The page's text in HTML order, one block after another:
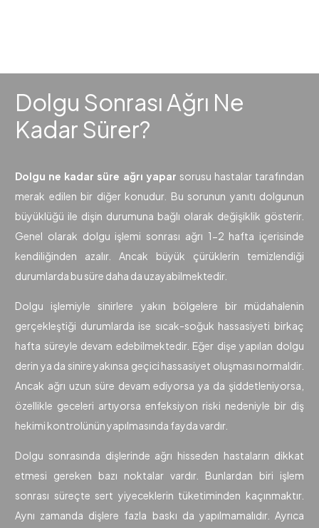
Dolgu Sonrası Ağrı Ne
Kadar Sürer?
Dolgu ne kadar süre ağrı yapar sorusu hastalar tarafından
merak edilen bir diğer konudur. Bu sorunun yanıtı dolgunun
büyüklüğü ile dişin durumuna bağlı olarak değişiklik gösterir.
Genel olarak dolgu işlemi sonrası ağrı 1-2 hafta içerisinde
kendiliğinden azalır. Ancak büyük çürüklerin temizlendiği
durumlarda bu süre daha da uzayabilmektedir.
Dolgu işlemiyle sinirlere yakın bölgelere bir müdahalenin
gerçekleştiği durumlarda ise sıcak-soğuk hassasiyeti birkaç
hafta süreyle devam edebilmektedir. Eğer dişe yapılan dolgu
derin ya da sinire yakınsa geçici hassasiyet oluşması normaldir.
Ancak ağrı uzun süre devam ediyorsa ya da şiddetleniyorsa,
özellikle geceleri artıyorsa enfeksiyon riski nedeniyle bir diş
hekimi kontrolünün yapılmasında fayda vardır.
Dolgu sonrasında dişlerinde ağrı hisseden hastaların dikkat
etmesi gereken bazı noktalar vardır. Bunlardan biri işlem
sonrası süreçte sert yiyeceklerin tüketiminden kaçınmaktır.
Aynı zamanda dişlere fazla baskı da yapılmamalıdır. Ayrıca